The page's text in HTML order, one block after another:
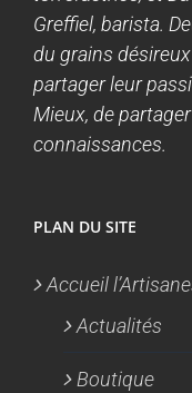
Greffiel, barista.
du grains
partager leur
Mieux, de
connaissances.
PLAN DU SITE
Accueil
Actualités
Boutique